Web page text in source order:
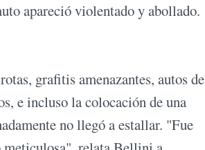
apareció violentado y abollado.
grafitis amenazantes, autos de
e incluso la colocación de una
no llegó a estallar. "Fue